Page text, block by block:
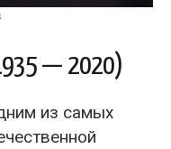
— 2020)
из самых